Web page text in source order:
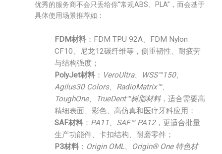
优秀的服务商不会只丢给你“常规ABS、PLA”，而会基于
具体使用场景推荐如：
FDM材料 ：FDM TPU 92A、FDM Nylon
CF10、尼龙12碳纤维等，侧重韧性、耐疲劳
与结构强度；
PolyJet材料 ： VeroUltra、WSS™150、
Agilus30 Colors、RadioMatrix™、
ToughOne、TrueDent™树脂材料，适合需要高
精细表面、彩色、高仿真和医疗牙科应用；
SAF材料 ： PA11、SAF™ PA12，更适合批量
生产功能件、卡扣结构、耐磨零件；
P3材料 ： Origin OML、Origin® One 特色材